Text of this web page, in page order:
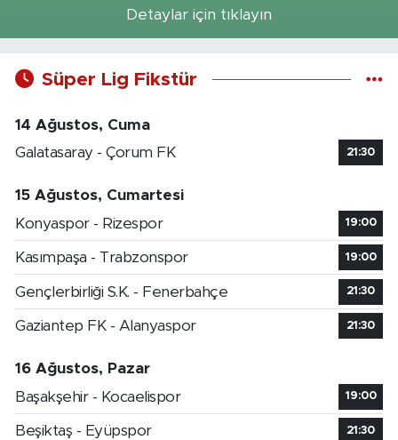
Detaylar için tıklayın
Süper Lig Fikstür
14 Ağustos, Cuma
Galatasaray - Çorum FK
21:30
15 Ağustos, Cumartesi
Konyaspor - Rizespor
19:00
Kasımpaşa - Trabzonspor 19:00
Gençlerbirliği S.K. - Fenerbahçe 21:30
Gaziantep FK - Alanyaspor 21:30
16 Ağustos, Pazar
Başakşehir - Kocaelispor
19:00
Beşiktaş - Eyüpspor 21:30